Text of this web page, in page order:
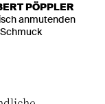
PÖPPLER
anmutenden